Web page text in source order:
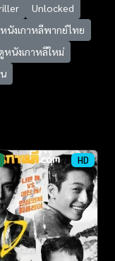
Unlocked
นังเกาหลีพากย์ไทย
ดูหนังเกาหลีใหม่
HD